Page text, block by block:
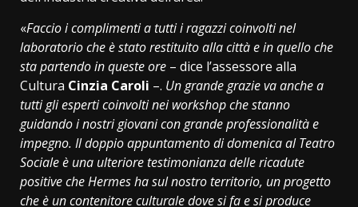
«Faccio i complimenti a tutti i ragazzi coinvolti nel
laboratorio che è stato restituito alla città e in quello che
sta partendo in queste ore – dice l’assessore alla
Cultura Cinzia Caroli –. Un grande grazie va anche a
tutti gli esperti coinvolti nei workshop che stanno
guidando i nostri giovani con grande professionalità e
impegno. Il doppio appuntamento di domenica al Teatro
Sociale è una ulteriore testimonianza delle ricadute
positive che Hermes ha sul nostro territorio, un progetto
che è un contenitore culturale dove si fa e si produce